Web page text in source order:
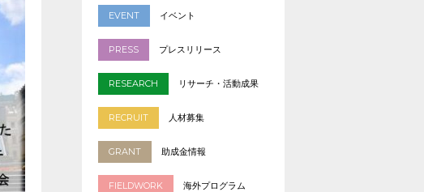
EVENT イベント
PRESS プレスリリース
RESEARCH リサーチ・活動成果
RECRUIT 人材募集
GRANT 助成金情報
FIELDWORK 海外プログラム